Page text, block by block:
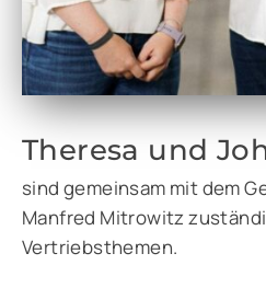
Theresa und
sind gemeinsam mit dem
Manfred Mitrowitz
Vertriebsthemen.